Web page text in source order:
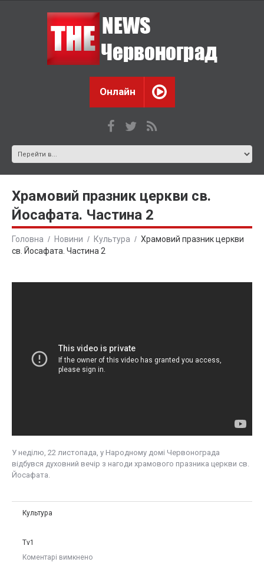
Онлайн
Храмовий празник церкви св.
Йосафата. Частина 2
Головна Новини Культура
Храмовий празник церкви
св. Йосафата. Частина 2
У неділю, 22 листопада, у Народному домі Червонограда
відбувся духовний вечір з нагоди храмового празника церкви св.
Йосафата.
Культура
Tv1
Коментарі вимкнено